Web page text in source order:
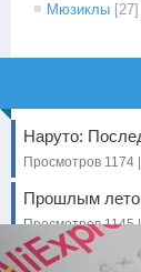
Мюзиклы [27]
Наруто:
Просмотров 1174
Прошлым
Просмотров 1145
Крейвен-